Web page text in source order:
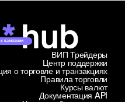
кампании
Центр поддержки
о торговле и транзакциях
ВИП Трейдеры
Правила торговли
Курсы валют
Документация API